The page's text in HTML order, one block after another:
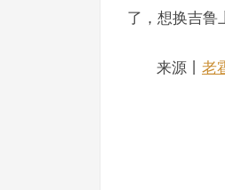
了，想换吉鲁
来源丨 老